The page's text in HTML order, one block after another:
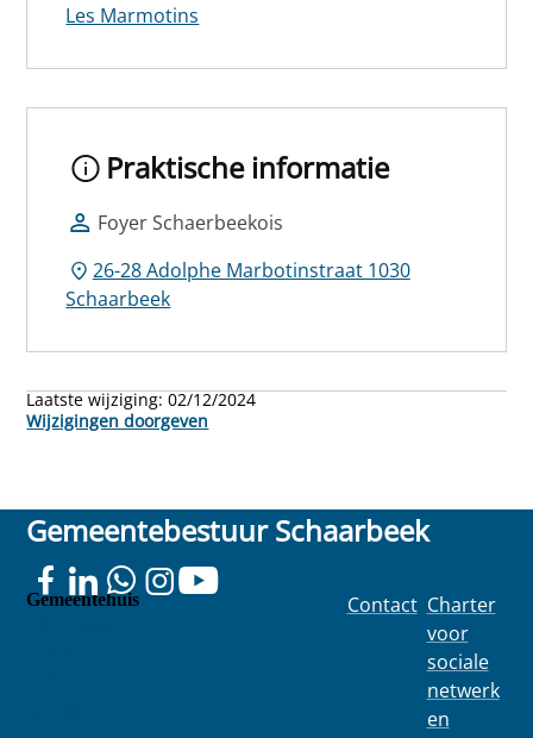
Les Marmotins
Praktische informatie
Foyer Schaerbeekois
26-28 Adolphe Marbotinstraat 1030
Schaarbeek
Laatste wijziging:02/12/2024
Wijzigingen doorgeven
Gemeentebestuur Schaarbeek
Gemeentehuis Contact Charter
voor
sociale
netwerk
en